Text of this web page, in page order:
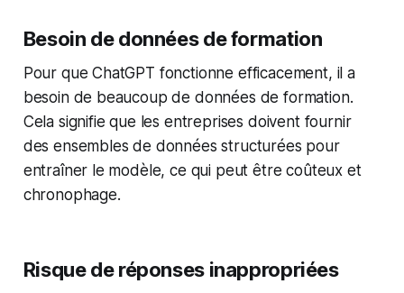
Besoin de données de formation
Pour que ChatGPT fonctionne efficacement, il a
besoin de beaucoup de données de formation.
Cela signifie que les entreprises doivent fournir
des ensembles de données structurées pour
entraîner le modèle, ce qui peut être coûteux et
chronophage.
Risque de réponses inappropriées